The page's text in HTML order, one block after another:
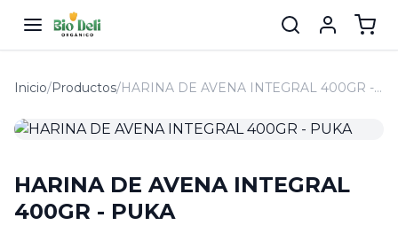
Inicio/Productos/ HARINA DE AVENA INTEGRAL 400GR - PUKA
HARINA DE AVENA INTEGRAL
400GR - PUKA